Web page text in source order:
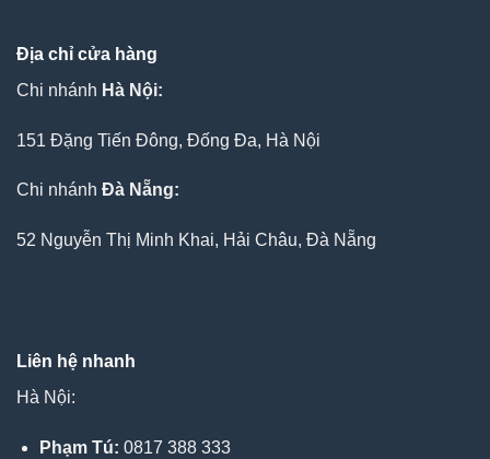
Địa chỉ cửa hàng
Chi nhánh Hà Nội:
151 Đặng Tiến Đông, Đống Đa, Hà Nội
Chi nhánh Đà Nẵng:
52 Nguyễn Thị Minh Khai, Hải Châu, Đà Nẵng
Liên hệ nhanh
Hà Nội:
Phạm Tú: 0817 388 333